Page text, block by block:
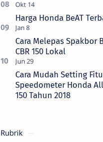
Harga Honda BeAT
Cara Melepas Spakbor
CBR 150 Lokal
Cara Mudah Setting
Speedometer Honda All
150 Tahun 2018
Rubrik